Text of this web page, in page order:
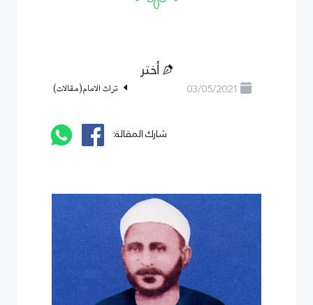
أختر
03/05/2021 تراث الامام(مقالات)
شارك المقالة: